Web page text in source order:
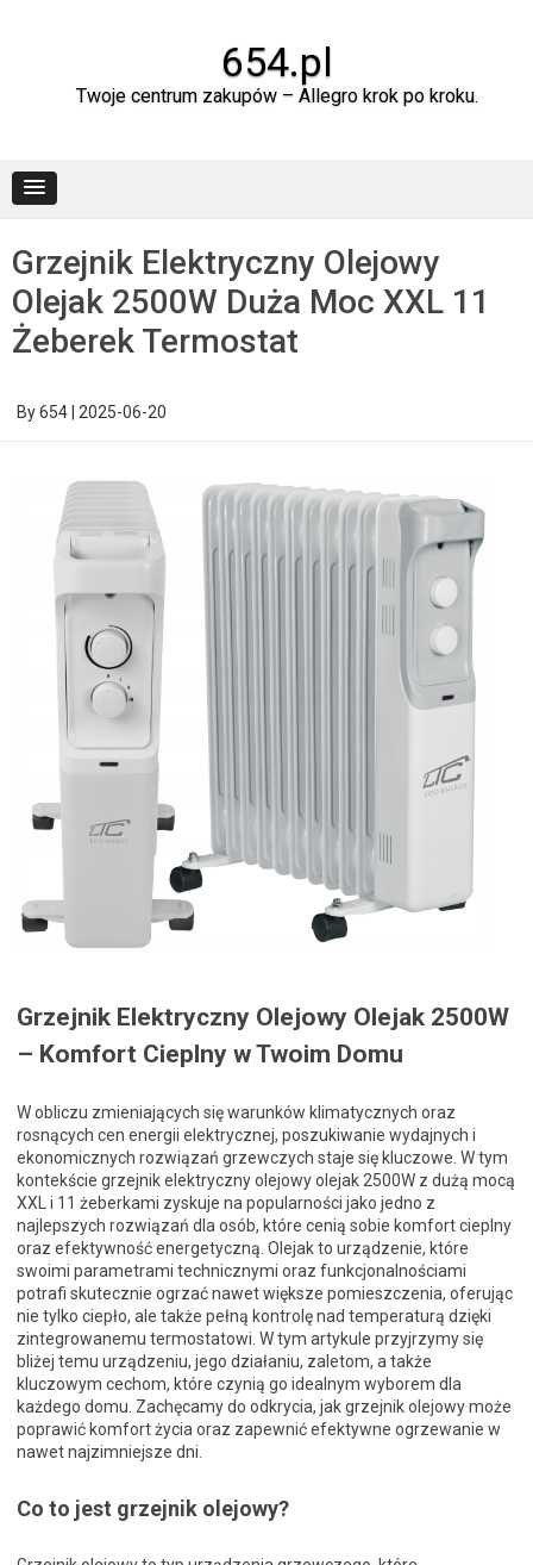
654.pl
Twoje centrum zakupów – Allegro krok po kroku.
Grzejnik Elektryczny Olejowy
Olejak 2500W Duża Moc XXL 11
Żeberek Termostat
By654 2025-06-20
Grzejnik Elektryczny Olejowy Olejak 2500W
– Komfort Cieplny w Twoim Domu
W obliczu zmieniających się warunków klimatycznych oraz
rosnących cen energii elektrycznej, poszukiwanie wydajnych i
ekonomicznych rozwiązań grzewczych staje się kluczowe. W tym
kontekście grzejnik elektryczny olejowy olejak 2500W z dużą mocą
XXL i 11 żeberkami zyskuje na popularności jako jedno z
najlepszych rozwiązań dla osób, które cenią sobie komfort cieplny
oraz efektywność energetyczną. Olejak to urządzenie, które
swoimi parametrami technicznymi oraz funkcjonalnościami
potrafi skutecznie ogrzać nawet większe pomieszczenia, oferując
nie tylko ciepło, ale także pełną kontrolę nad temperaturą dzięki
zintegrowanemu termostatowi. W tym artykule przyjrzymy się
bliżej temu urządzeniu, jego działaniu, zaletom, a także
kluczowym cechom, które czynią go idealnym wyborem dla
każdego domu. Zachęcamy do odkrycia, jak grzejnik olejowy może
poprawić komfort życia oraz zapewnić efektywne ogrzewanie w
nawet najzimniejsze dni.
Co to jest grzejnik olejowy?